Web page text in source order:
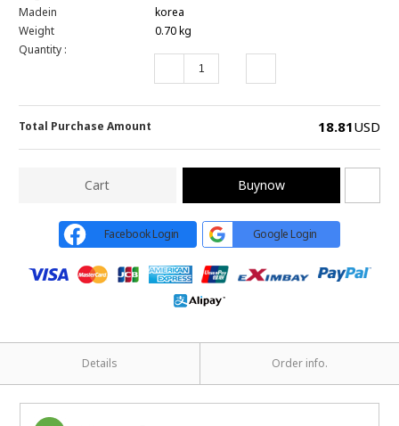
Madein
korea
Weight
0.70 kg
Quantity :
Total Purchase Amount 18.81USD
Cart Buynow
Facebook Login Google Login
Details Order info.